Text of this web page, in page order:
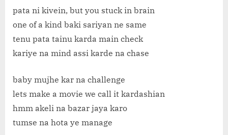
pata ni kivein, but you stuck in brain
one of a kind baki sariyan ne same
tenu pata tainu karda main check
kariye na mind assi karde na chase
baby mujhe kar na challenge
lets make a movie we call it kardashian
hmm akeli na bazar jaya karo
tumse na hota ye manage